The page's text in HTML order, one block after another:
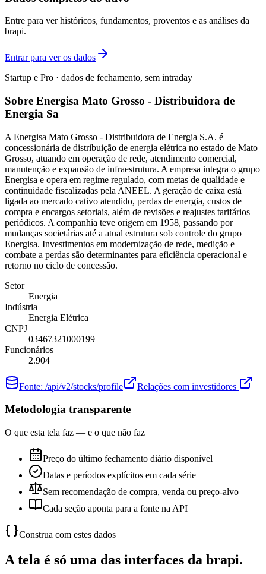
Entre para ver históricos, fundamentos, proventos e as análises da
brapi.
Entrar para ver os dados
Startup e Pro · dados de fechamento, sem intraday
Sobre Energisa Mato Grosso - Distribuidora de
Energia Sa
A Energisa Mato Grosso - Distribuidora de Energia S.A. é
concessionária de distribuição de energia elétrica no estado de Mato
Grosso, atuando em operação de rede, atendimento comercial,
manutenção e expansão de infraestrutura. A empresa integra o grupo
Energisa e opera em regime regulado, com metas de qualidade e
continuidade fiscalizadas pela ANEEL. A geração de caixa está
ligada ao mercado cativo atendido, perdas de energia, custos de
compra e encargos setoriais, além de revisões e reajustes tarifários
periódicos. A companhia teve origem em 1958, passando por
mudanças societárias até a atual estrutura sob controle do grupo
Energisa. Investimentos em modernização de rede, medição e
combate a perdas são determinantes para eficiência operacional e
retorno no ciclo de concessão.
Setor
Energia
Indústria
Energia Elétrica
CNPJ
03467321000199
Funcionários
2.904
Fonte: /api/v2/stocks/profile Relações com investidores
Metodologia transparente
O que esta tela faz — e o que não faz
Preço do último fechamento diário disponível
Datas e períodos explícitos em cada série
Sem recomendação de compra, venda ou preço-alvo
Cada seção aponta para a fonte na API
Construa com estes dados
A tela é só uma das interfaces da brapi.